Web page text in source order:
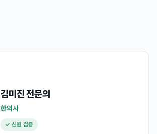
김미진전문의
한의사
✓ 신원 검증